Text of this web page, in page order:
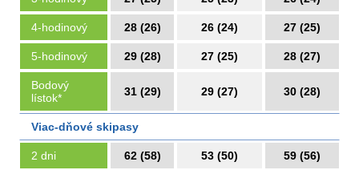
4-hodinový 28 (26) 26 (24) 27 (25)
5-hodinový 29 (28) 27 (25) 28 (27)
Bodový
lístok*
31 (29) 29 (27) 30 (28)
Viac-dňové skipasy
2 dni 62 (58) 53 (50) 59 (56)